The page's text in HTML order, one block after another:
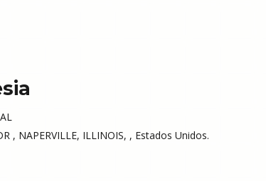
, NAPERVILLE, ILLINOIS, , Estados Unidos.